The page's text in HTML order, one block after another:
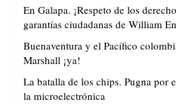
En Galapa. ¡Respeto de los
garantías ciudadanas de William
Buenaventura y el Pacífico
Marshall ¡ya!
La batalla de los chips. Pugna por
la microelectrónica